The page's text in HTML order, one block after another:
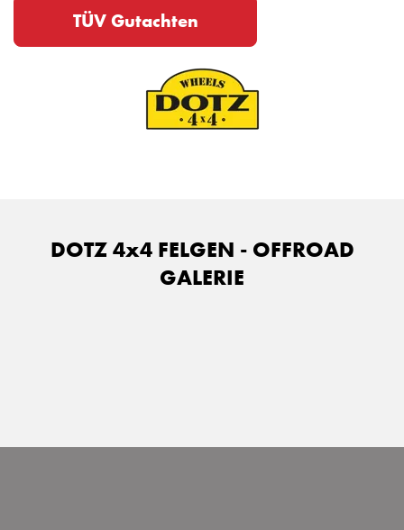
TÜV Gutachten
DOTZ 4x4 FELGEN - OFFROAD
GALERIE